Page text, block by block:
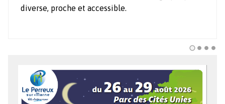
diverse, proche et accessible.